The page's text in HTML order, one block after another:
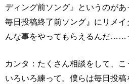
ディング前ソング』というのが
毎日投稿終了前ソング』にリメ
んな事をやってもらえるんだ……
カンタ：たくさん相談をして、こ
いろいろ練って。僕らは毎日投稿